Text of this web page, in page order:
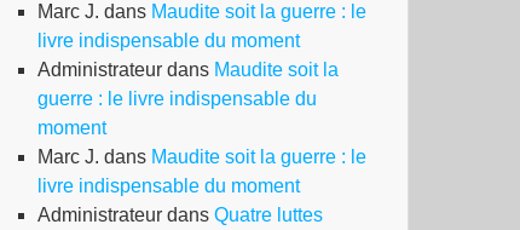
Marc J. dans Maudite soit la guerre : le
livre indispensable du moment
Administrateur dans Maudite soit la
guerre : le livre indispensable du
moment
Marc J. dans Maudite soit la guerre : le
livre indispensable du moment
Administrateur dans Quatre luttes